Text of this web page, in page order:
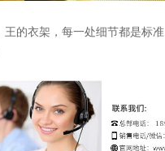
王的衣架，每一处细节都是标准